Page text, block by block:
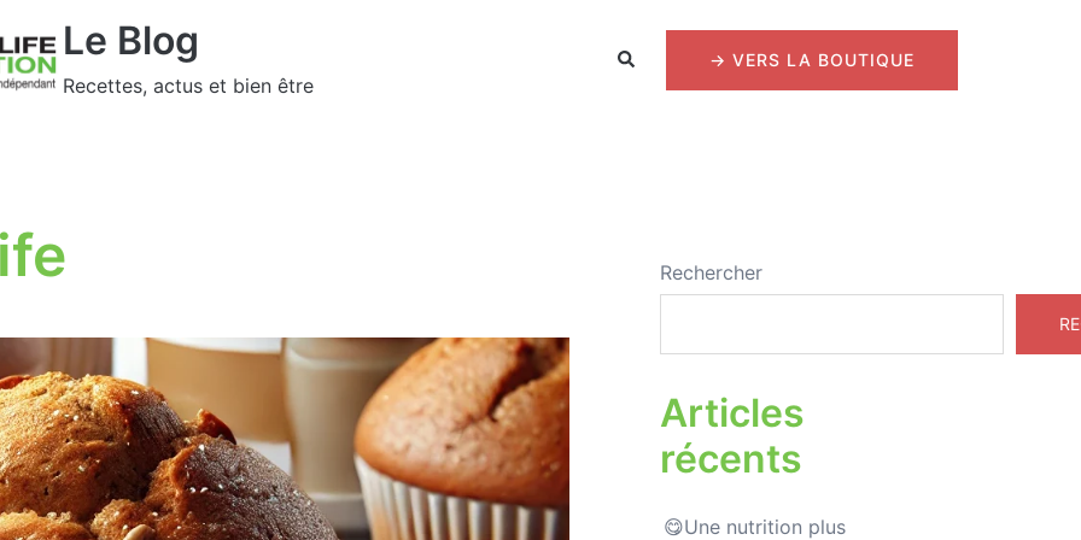
Le Blog
Recettes, actus et bien être
Rechercher → VERS LA BOUTIQUE
Rechercher
Articles
récents
Une nutrition plus